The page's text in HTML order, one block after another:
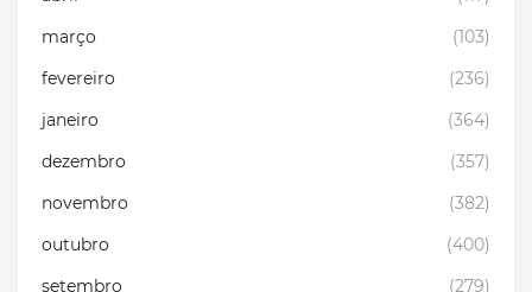
março
(103)
fevereiro
(236)
janeiro
(364)
dezembro
(357)
novembro
(382)
outubro
(400)
setembro
(279)